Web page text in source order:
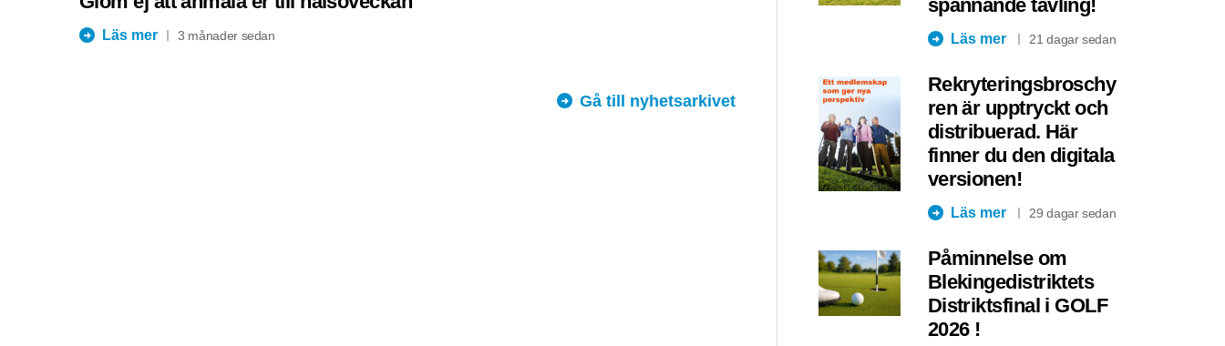
Läs mer 3 månader sedan
Gå till nyhetsarkivet
spännande tävling!
Läs mer 21 dagar sedan
Rekryteringsbroschy
ren är upptryckt och
distribuerad. Här
finner du den digitala
versionen!
Läs mer 29 dagar sedan
Påminnelse om
Blekingedistriktets
Distriktsfinal i GOLF
2026 !